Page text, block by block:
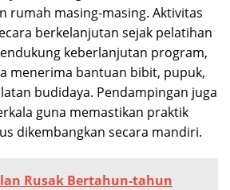
rumah masing-masing. Aktivitas
berkelanjutan sejak pelatihan
keberlanjutan program,
menerima bantuan bibit, pupuk,
budidaya. Pendampingan juga
guna memastikan praktik
dikembangkan secara mandiri.
Rusak Bertahun-tahun